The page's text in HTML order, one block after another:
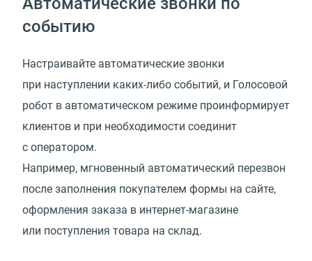
событию
Настраивайте автоматические звонки
при наступлении каких-либо событий, и Голосовой
робот в автоматическом режиме проинформирует
клиентов и при необходимости соединит
с оператором.
Например, мгновенный автоматический перезвон
после заполнения покупателем формы на сайте,
оформления заказа в интернет-магазине
или поступления товара на склад.